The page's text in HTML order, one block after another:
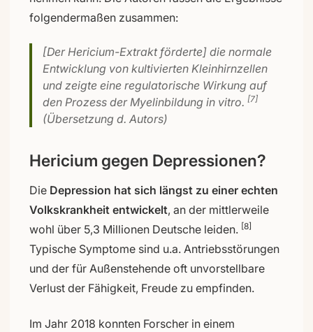
folgendermaßen zusammen:
[Der Hericium-Extrakt förderte] die normale
Entwicklung von kultivierten Kleinhirnzellen
und zeigte eine regulatorische Wirkung auf
den Prozess der Myelinbildung in vitro. [7]
(Übersetzung d. Autors)
Hericium gegen Depressionen?
Die Depression hat sich längst zu einer echten
Volkskrankheit entwickelt, an der mittlerweile
wohl über 5,3 Millionen Deutsche leiden. [8]
Typische Symptome sind u.a. Antriebsstörungen
und der für Außenstehende oft unvorstellbare
Verlust der Fähigkeit, Freude zu empfinden.
Im Jahr 2018 konnten Forscher in einem